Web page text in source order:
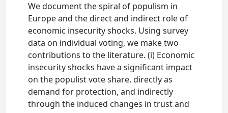
We document the spiral of populism in
Europe and the direct and indirect role of
economic insecurity shocks. Using survey
data on individual voting, we make two
contributions to the literature. (i) Economic
insecurity shocks have a significant impact
on the populist vote share, directly as
demand for protection, and indirectly
through the induced changes in trust and